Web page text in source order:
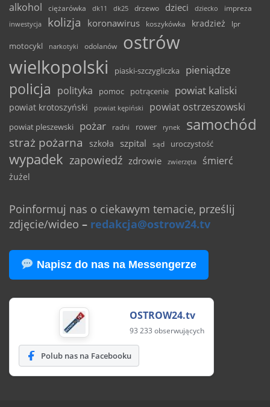
alkohol ciężarówka dk11 dk25 drzewo dzieci dziecko
impreza
inwestycja
kolizja koronawirus koszykówka kradzież lpr
motocykl narkotyki odolanów
ostrów
wielkopolski
piaski-szczygliczka pieniądze
policja polityka pomoc potrącenie powiat kaliski
powiat krotoszyński powiat kępiński powiat ostrzeszowski
powiat pleszewski pożar radni rower rynek samochód
straż pożarna szkoła szpital sąd uroczystość
wypadek zapowiedź zdrowie zwierzęta śmierć
żużel
Poinformuj nas o ciekawym temacie, prześlij
zdjęcie/wideo – redakcja@ostrow24.tv
Napisz do nas na Messengerze
OSTROW24.tv
93 233 obserwujących
Polub nas na Facebooku